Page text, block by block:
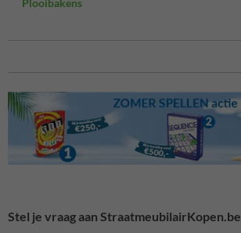
Stel je vraag aan StraatmeubilairKopen.be